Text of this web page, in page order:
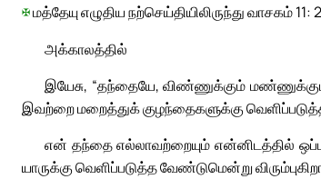
✠மத்தேயு எழுதிய நற்செய்தியிலிருந்து வாசகம் 11:
அக்காலத்தில்
இயேசு, “தந்தையே, விண்ணுக்கும்
இவற்றை மறைத்துக் குழந்தைகளுக்கு
என் தந்தை எல்லாவற்றையும் என்னிடத்தில்
யாருக்கு வெளிப்படுத்த வேண்டுமென்று